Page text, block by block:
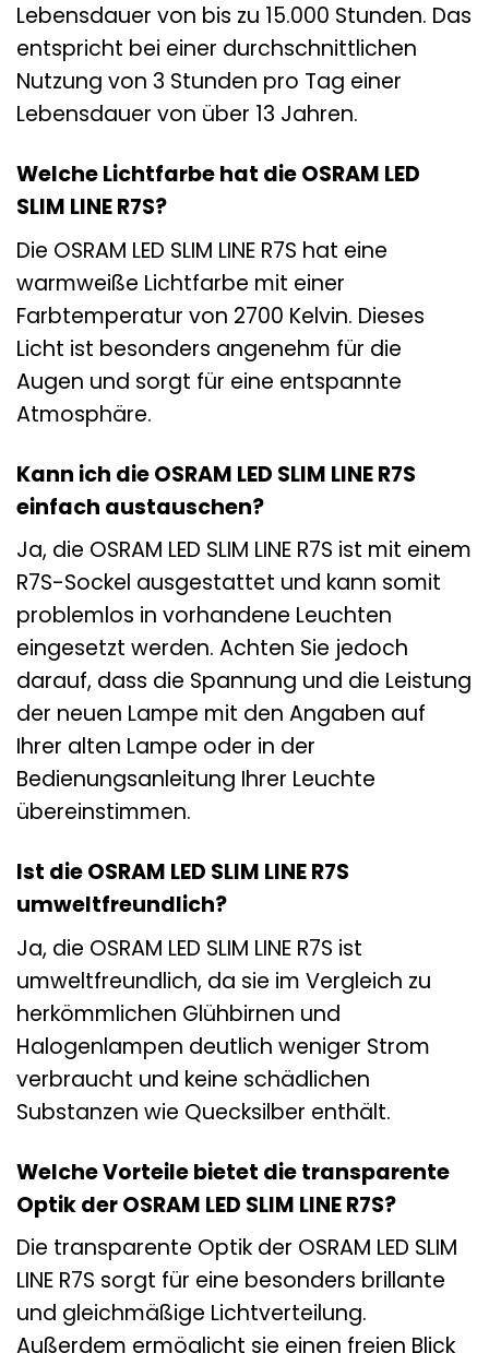
Lebensdauer von bis zu 15.000 Stunden. Das
entspricht bei einer durchschnittlichen
Nutzung von 3 Stunden pro Tag einer
Lebensdauer von über 13 Jahren.
Welche Lichtfarbe hat die OSRAM LED
SLIM LINE R7S?
Die OSRAM LED SLIM LINE R7S hat eine
warmweiße Lichtfarbe mit einer
Farbtemperatur von 2700 Kelvin. Dieses
Licht ist besonders angenehm für die
Augen und sorgt für eine entspannte
Atmosphäre.
Kann ich die OSRAM LED SLIM LINE R7S
einfach austauschen?
Ja, die OSRAM LED SLIM LINE R7S ist mit einem
R7S-Sockel ausgestattet und kann somit
problemlos in vorhandene Leuchten
eingesetzt werden. Achten Sie jedoch
darauf, dass die Spannung und die Leistung
der neuen Lampe mit den Angaben auf
Ihrer alten Lampe oder in der
Bedienungsanleitung Ihrer Leuchte
übereinstimmen.
Ist die OSRAM LED SLIM LINE R7S
umweltfreundlich?
Ja, die OSRAM LED SLIM LINE R7S ist
umweltfreundlich, da sie im Vergleich zu
herkömmlichen Glühbirnen und
Halogenlampen deutlich weniger Strom
verbraucht und keine schädlichen
Substanzen wie Quecksilber enthält.
Welche Vorteile bietet die transparente
Optik der OSRAM LED SLIM LINE R7S?
Die transparente Optik der OSRAM LED SLIM
LINE R7S sorgt für eine besonders brillante
und gleichmäßige Lichtverteilung.
Außerdem ermöglicht sie einen freien Blick